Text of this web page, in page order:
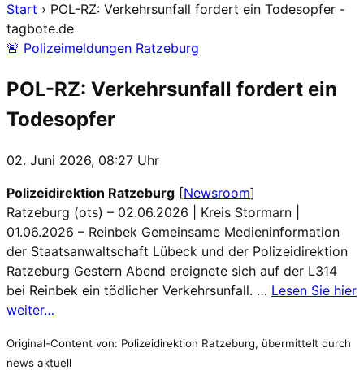
Start › POL-RZ: Verkehrsunfall fordert ein Todesopfer -
tagbote.de
🚨 Polizeimeldungen Ratzeburg
POL-RZ: Verkehrsunfall fordert ein
Todesopfer
02. Juni 2026, 08:27 Uhr
Polizeidirektion Ratzeburg [Newsroom]
Ratzeburg (ots) – 02.06.2026 | Kreis Stormarn |
01.06.2026 – Reinbek Gemeinsame Medieninformation
der Staatsanwaltschaft Lübeck und der Polizeidirektion
Ratzeburg Gestern Abend ereignete sich auf der L314
bei Reinbek ein tödlicher Verkehrsunfall. … Lesen Sie hier
weiter…
Original-Content von: Polizeidirektion Ratzeburg, übermittelt durch
news aktuell